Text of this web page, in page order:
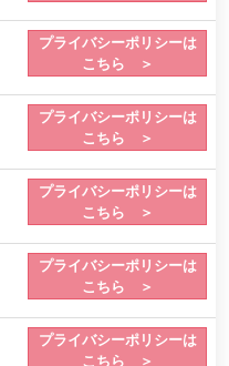
プライバシーポリシーは
こちら ＞
プライバシーポリシーは
こちら ＞
プライバシーポリシーは
こちら ＞
プライバシーポリシーは
こちら ＞
プライバシーポリシーは
こちら ＞